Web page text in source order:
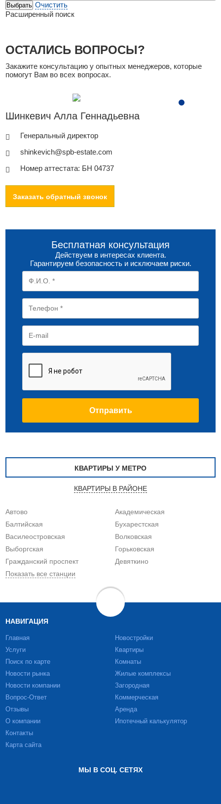
Очистить
Расширенный поиск
ОСТАЛИСЬ ВОПРОСЫ?
Закажите консультацию у опытных менеджеров, которые
помогут Вам во всех вопросах.
Шинкевич Алла Геннадьевна
Генеральный директор
shinkevich@spb-estate.com
Номер аттестата: БН 04737
Заказать обратный звонок
Бесплатная консультация
Действуем в интересах клиента.
Гарантируем безопасность и исключаем риски.
КВАРТИРЫ У МЕТРО
КВАРТИРЫ В РАЙОНЕ
Автово
Академическая
Балтийская
Бухарестская
Василеостровская
Волковская
Выборгская
Горьковская
Гражданский проспект
Девяткино
Показать все станции
НАВИГАЦИЯ
Главная
Услуги
Поиск по карте
Новости рынка
Новости компании
Вопрос-Ответ
Отзывы
О компании
Контакты
Карта сайта
Новостройки
Квартиры
Комнаты
Жилые комплексы
Загородная
Коммерческая
Аренда
Ипотечный калькулятор
МЫ В СОЦ. СЕТЯХ